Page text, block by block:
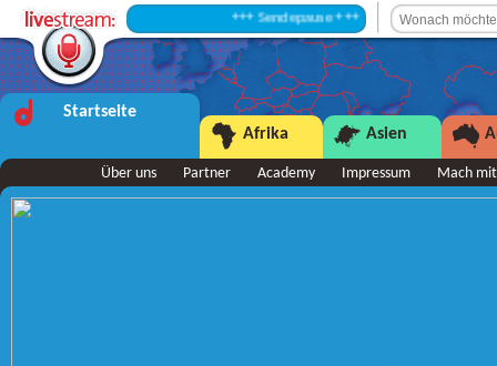
+++ Sendepause +++
Startseite
Afrika
Asien
Über uns Partner Academy Impressum Mach mit